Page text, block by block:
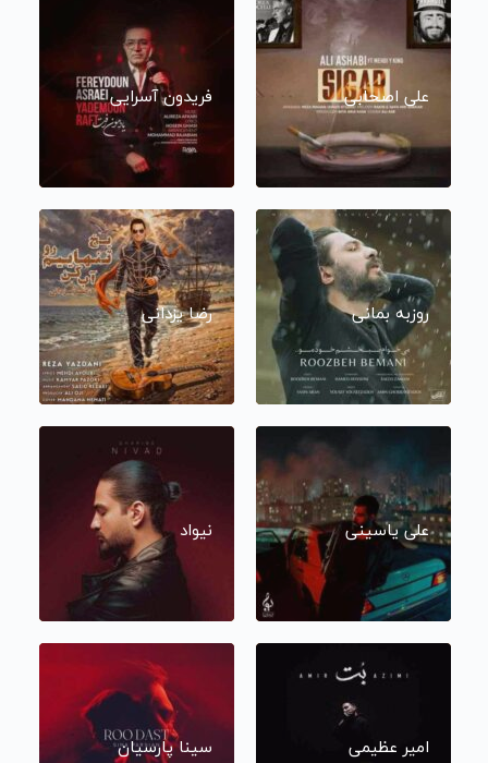
علی اصحابی فریدون آسرایی
روزبه بمانی رضا یزدانی
علی یاسینی نیواد
امیر عظیمی سینا پارسیان